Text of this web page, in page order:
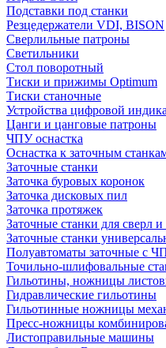
Подставки под станки
Резцедержатели VDI, BISON
Сверлильные патроны
Светильники
Стол поворотный
Тиски и прижимы Optimum
Тиски станочные
Устройства цифровой
Цанги и цанговые патроны
ЧПУ оснастка
Оснастка к заточным
Заточные станки
Заточка буровых коронок
Заточка дисковых пил
Заточка протяжек
Заточные станки для сверл и
Заточные станки
Полуавтоматы заточные с
Точильно-шлифовальные
Гильотины, ножницы
Гидравлические гильотины
Гильотинные ножницы
Пресс-ножницы
Листоправильные машины